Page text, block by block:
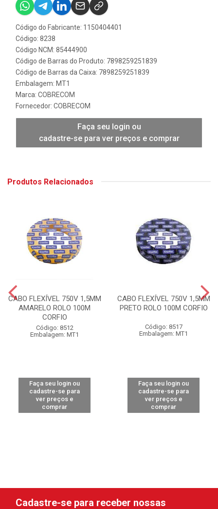
Código do Fabricante: 1150404401
Código: 8238
Código NCM: 85444900
Código de Barras do Produto: 7898259251839
Código de Barras da Caixa: 7898259251839
Embalagem: MT1
Marca: COBRECOM
Fornecedor: COBRECOM
Faça seu login ou
cadastre-se para ver preços e comprar
Produtos Relacionados
CABO FLEXÍVEL 750V 1,5MM
AMARELO ROLO 100M
CORFIO
Código: 8512
Embalagem: MT1
Faça seu login ou
cadastre-se para
ver preços e
comprar
CABO FLEXÍVEL 750V 1,5MM
PRETO ROLO 100M CORFIO
Código: 8517
Embalagem: MT1
Faça seu login ou
cadastre-se para
ver preços e
comprar
Cadastre-se para receber nossas